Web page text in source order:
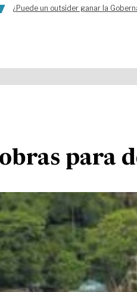
¿Puede un outsider ganar la
para